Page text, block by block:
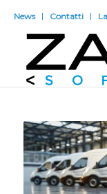
News Contatti